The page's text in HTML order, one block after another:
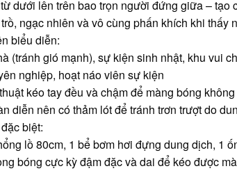
dưới lên trên bao trọn người đứng giữa –
ngạc nhiên và vô cùng phấn khích khi thấy
biểu diễn:
(tránh gió mạnh), sự kiện sinh nhật, khu vui
nghiệp, hoạt náo viên sự kiện
kéo tay đều và chậm để màng bóng
diễn nên có thảm lót để tránh trơn trượt do
biệt:
lồ 80cm, 1 bể bơm hơi đựng dung dịch, 1
bóng cực kỳ đậm đặc và dai để kéo được